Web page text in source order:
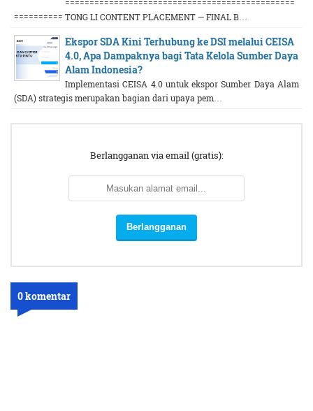
===============================================
========== TONG LI CONTENT PLACEMENT — FINAL B…
Ekspor SDA Kini Terhubung ke DSI melalui CEISA
4.0, Apa Dampaknya bagi Tata Kelola Sumber Daya
Alam Indonesia?
Implementasi CEISA 4.0 untuk ekspor Sumber Daya Alam
(SDA) strategis merupakan bagian dari upaya pem…
Berlangganan via email (gratis):
0 komentar